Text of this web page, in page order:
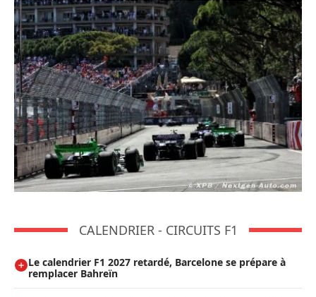
CALENDRIER - CIRCUITS F1
Le calendrier F1 2027 retardé, Barcelone se prépare à
remplacer Bahreïn